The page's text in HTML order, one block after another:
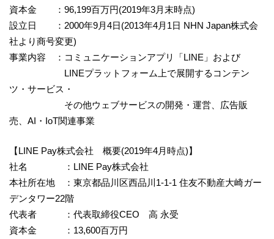
資本金 ：96,199百万円(2019年3月末時点)
設立日 ：2000年9月4日(2013年4月1日 NHN Japan株式会
社より商号変更)
事業内容 ：コミュニケーションアプリ「LINE」および
LINEプラットフォーム上で展開するコンテン
ツ・サービス・
その他ウェブサービスの開発・運営、広告販
売、AI・IoT関連事業
【LINE Pay株式会社 概要(2019年4月時点)】
社名 ：LINE Pay株式会社
本社所在地 ：東京都品川区西品川1-1-1 住友不動産大崎ガー
デンタワー22階
代表者 ：代表取締役CEO 高 永受
資本金 ：13,600百万円